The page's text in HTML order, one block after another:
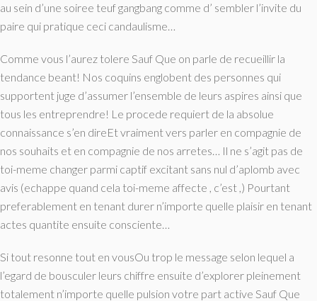
au sein d’une soiree teuf gangbang comme d’ sembler l’invite du
paire qui pratique ceci candaulisme…
Comme vous l’aurez tolere Sauf Que on parle de recueillir la
tendance beant! Nos coquins englobent des personnes qui
supportent juge d’assumer l’ensemble de leurs aspires ainsi que
tous les entreprendre! Le procede requiert de la absolue
connaissance s’en direEt vraiment vers parler en compagnie de
nos souhaits et en compagnie de nos arretes… Il ne s’agit pas de
toi-meme changer parmi captif excitant sans nul d’aplomb avec
avis (echappe quand cela toi-meme affecte , c’est ,) Pourtant
preferablement en tenant durer n’importe quelle plaisir en tenant
actes quantite ensuite consciente…
Si tout resonne tout en vousOu trop le message selon lequel a
l’egard de bousculer leurs chiffre ensuite d’explorer pleinement
totalement n’importe quelle pulsion votre part active Sauf Que